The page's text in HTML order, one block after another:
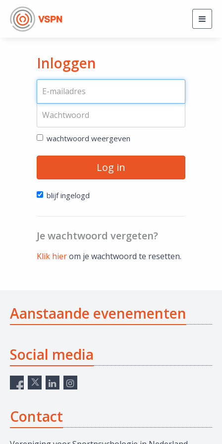
Inloggen
wachtwoord weergeven
Log in
blijf ingelogd
Je wachtwoord vergeten?
Klik hierom je wachtwoord te resetten.
Aanstaande evenementen
Social media
Contact